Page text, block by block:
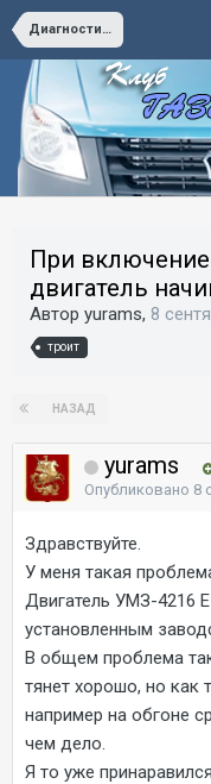
Диагностика
При
двигатель
Автор yurams, 8
троит
НАЗАД
yurams
Опубликовано 8
Здравствуйте.
У меня такая
Двигатель УМЗ-4216
установленным
В общем проблема
тянет хорошо, но как
например на обгоне
чем дело.
Я то уже